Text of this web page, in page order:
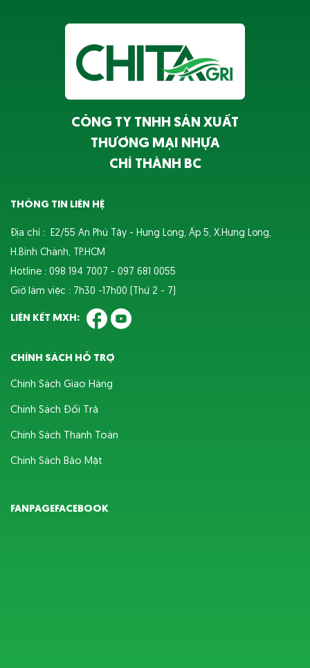
CÔNG TY TNHH SẢN XUẤT
THƯƠNG MẠI NHỰA
CHÍ THÀNH BC
THÔNG TIN LIÊN HỆ
Địa chỉ : E2/55 An Phú Tây - Hưng Long, Ấp 5, X.Hưng Long,
H.Bình Chánh, TP.HCM
Hotline : 098 194 7007 - 097 681 0055
Giờ làm việc : 7h30 -17h00 (Thứ 2 - 7)
LIÊN KẾT MXH:
CHÍNH SÁCH HỖ TRỢ
Chính Sách Giao Hàng
Chính Sách Đổi Trả
Chính Sách Thanh Toán
Chính Sách Bảo Mật
FANPAGEFACEBOOK